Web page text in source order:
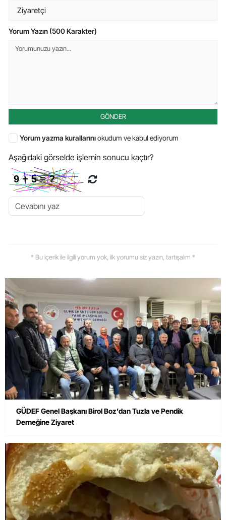
Yorum Yazın (500 Karakter)
GÖNDER
Yorum yazma kurallarınıokudum ve kabul ediyorum
Aşağıdaki görselde işlemin sonucu kaçtır?
* Bu içerik ile ilgili yorum yok, ilk yorumu siz yazın, tartışalım *
GÜDEF Genel Başkanı Birol Boz’dan Tuzla ve Pendik
Derneğine Ziyaret